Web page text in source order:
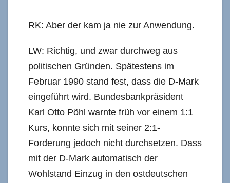
RK: Aber der kam ja nie zur Anwendung.
LW: Richtig, und zwar durchweg aus
politischen Gründen. Spätestens im
Februar 1990 stand fest, dass die D-Mark
eingeführt wird. Bundesbankpräsident
Karl Otto Pöhl warnte früh vor einem 1:1
Kurs, konnte sich mit seiner 2:1-
Forderung jedoch nicht durchsetzen. Dass
mit der D-Mark automatisch der
Wohlstand Einzug in den ostdeutschen